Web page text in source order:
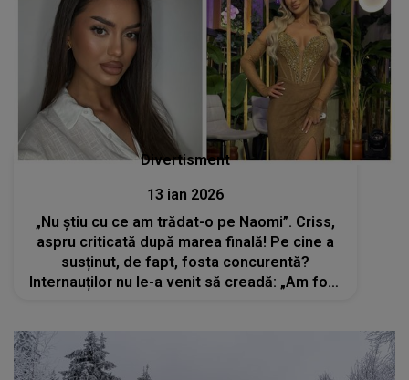
Divertisment
13 ian 2026
„Nu știu cu ce am trădat-o pe Naomi”. Criss,
aspru criticată după marea finală! Pe cine a
susținut, de fapt, fosta concurentă?
Internauților nu le-a venit să creadă: „Am fost